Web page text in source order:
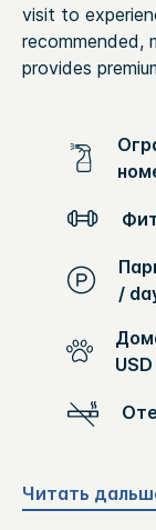
visit to
recommended,
provides
Ограниченный набор услуг по уборке
Паркинг на территории отеля (15 USD
/
Домашние животные разрешены (30
Читать